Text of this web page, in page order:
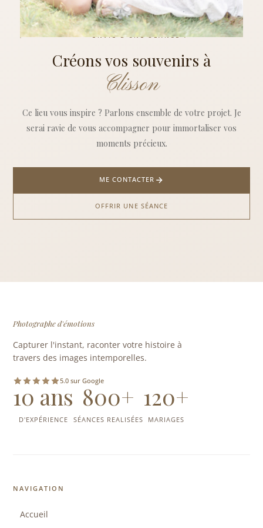
ENVIE D'UNE SÉANCE ?
Créons vos souvenirs à
Clisson
Ce lieu vous inspire ? Parlons ensemble de votre projet. Je
serai ravie de vous accompagner pour immortaliser vos
moments précieux.
ME CONTACTER
OFFRIR UNE SÉANCE
Photographe d'émotions
Capturer l'instant, raconter votre histoire à
travers des images intemporelles.
5.0 sur Google
10 ans
D'EXPÉRIENCE
800+
SÉANCES REALISÉES
120+
MARIAGES
NAVIGATION
Accueil